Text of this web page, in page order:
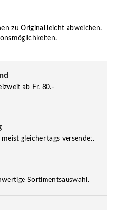
zu Original leicht abweichen.
ab Fr. 80.-
gleichentags versendet.
Sortimentsauswahl.